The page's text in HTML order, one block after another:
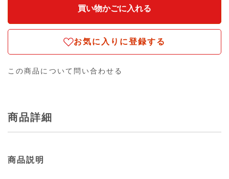
お気に入りに登録する
この商品について問い合わせる
商品詳細
商品説明